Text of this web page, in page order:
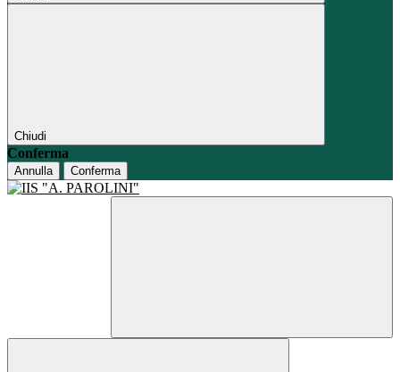
Chiudi
Conferma
Annulla Conferma